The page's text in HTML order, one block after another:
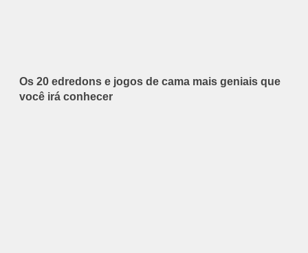
Os 20 edredons e jogos de cama mais geniais que
você irá conhecer